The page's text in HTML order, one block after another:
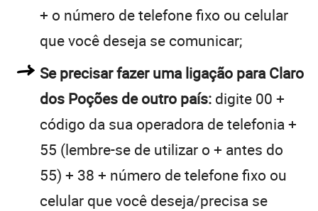
+ o número de telefone fixo ou celular
que você deseja se comunicar;
Se precisar fazer uma ligação para Claro
dos Poções de outro país: digite 00 +
código da sua operadora de telefonia +
55 (lembre-se de utilizar o + antes do
55) + 38 + número de telefone fixo ou
celular que você deseja/precisa se